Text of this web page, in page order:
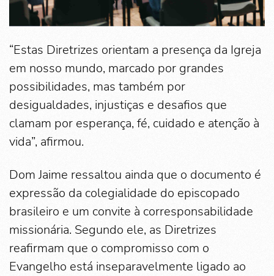
“Estas Diretrizes orientam a presença da Igreja
em nosso mundo, marcado por grandes
possibilidades, mas também por
desigualdades, injustiças e desafios que
clamam por esperança, fé, cuidado e atenção à
vida”, afirmou.
Dom Jaime ressaltou ainda que o documento é
expressão da colegialidade do episcopado
brasileiro e um convite à corresponsabilidade
missionária. Segundo ele, as Diretrizes
reafirmam que o compromisso com o
Evangelho está inseparavelmente ligado ao